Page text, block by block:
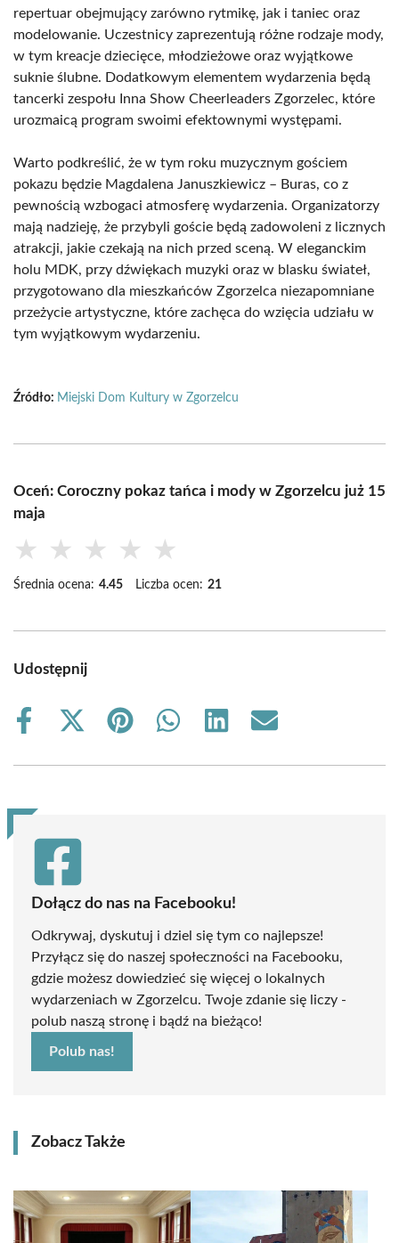
repertuar obejmujący zarówno rytmikę, jak i taniec oraz
modelowanie. Uczestnicy zaprezentują różne rodzaje mody,
w tym kreacje dziecięce, młodzieżowe oraz wyjątkowe
suknie ślubne. Dodatkowym elementem wydarzenia będą
tancerki zespołu Inna Show Cheerleaders Zgorzelec, które
urozmaicą program swoimi efektownymi występami.
Warto podkreślić, że w tym roku muzycznym gościem
pokazu będzie Magdalena Januszkiewicz – Buras, co z
pewnością wzbogaci atmosferę wydarzenia. Organizatorzy
mają nadzieję, że przybyli goście będą zadowoleni z licznych
atrakcji, jakie czekają na nich przed sceną. W eleganckim
holu MDK, przy dźwiękach muzyki oraz w blasku świateł,
przygotowano dla mieszkańców Zgorzelca niezapomniane
przeżycie artystyczne, które zachęca do wzięcia udziału w
tym wyjątkowym wydarzeniu.
Źródło: Miejski Dom Kultury w Zgorzelcu
Oceń: Coroczny pokaz tańca i mody w Zgorzelcu już 15
maja
★ ★ ★ ★ ★
Średnia ocena: 4.45 Liczba ocen: 21
Udostępnij
Share
Share
(Twitter)
Share
Share
Share
Share
Dołącz do nas na Facebooku!
Odkrywaj, dyskutuj i dziel się tym co najlepsze!
Przyłącz się do naszej społeczności na Facebooku,
gdzie możesz dowiedzieć się więcej o lokalnych
wydarzeniach w Zgorzelcu. Twoje zdanie się liczy -
polub naszą stronę i bądź na bieżąco!
Polub nas!
Zobacz Także